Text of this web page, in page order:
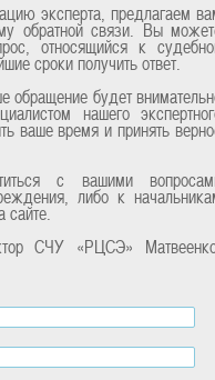
эксперта, предлагаем
обратной связи. Вы
относящийся к
сроки получить ответ.
обращение будет
нашего
ваше время и принять
с вашими
либо к
сайте.
СЧУ «РЦСЭ»